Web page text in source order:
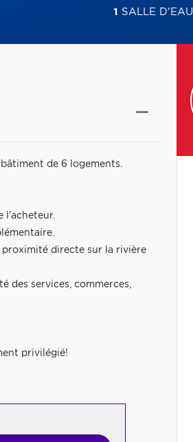
1 SALLE D'EAU
de 6 logements.
l'acheteur.
proximité directe sur la rivière
des services, commerces,
privilégié!